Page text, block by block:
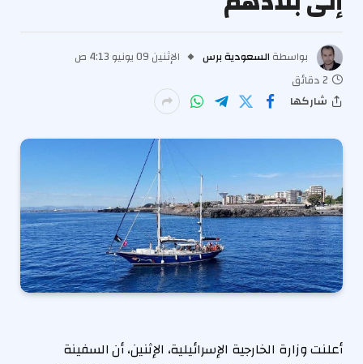
بواسطة السعودية برس
الإثنين 09 يونيو 4:13 ص
2 دقائق
شاركها
أعلنت وزارة الخارجية الإسرائيلية، الإثنين، أن السفينة